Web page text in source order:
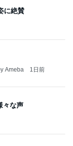
に絶賛
Ameba 1日前
々な声